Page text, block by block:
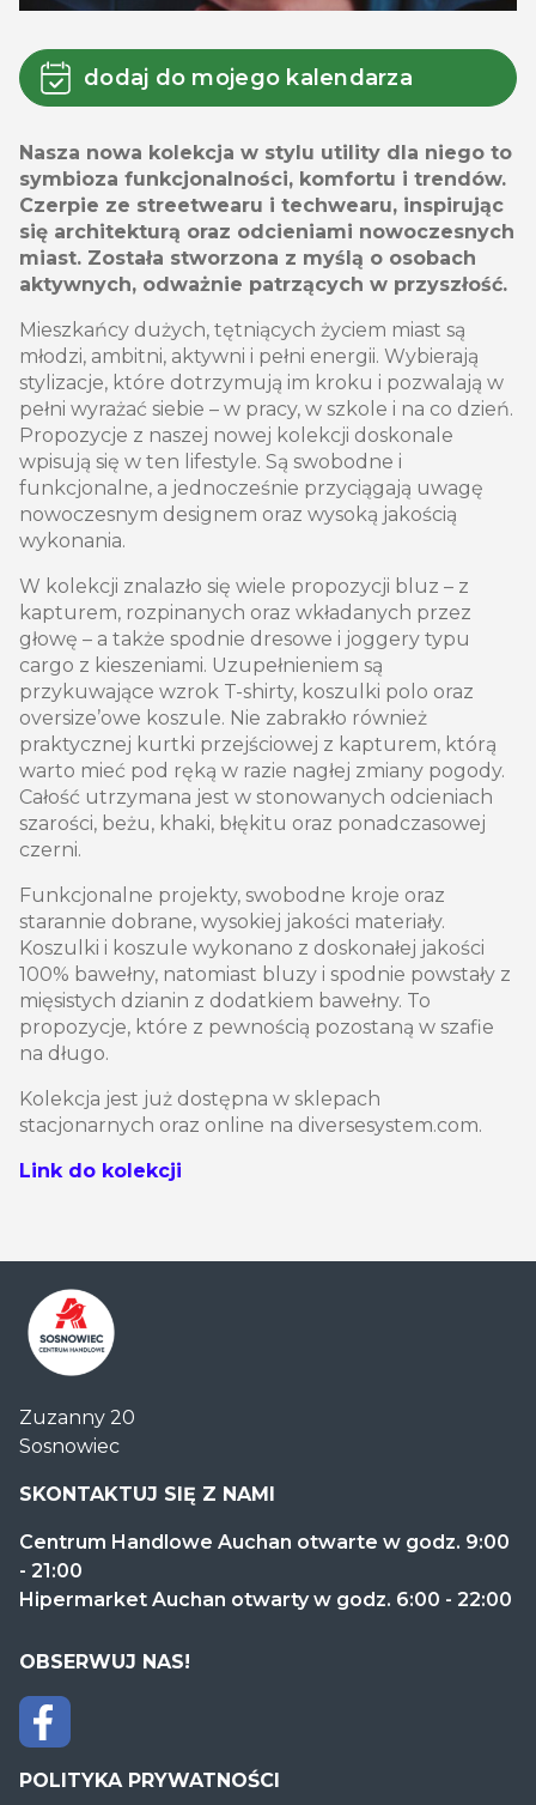
dodaj do mojego kalendarza
Nasza nowa kolekcja w stylu utility dla niego to
symbioza funkcjonalności, komfortu i trendów.
Czerpie ze streetwearu i techwearu, inspirując
się architekturą oraz odcieniami nowoczesnych
miast. Została stworzona z myślą o osobach
aktywnych, odważnie patrzących w przyszłość.
Mieszkańcy dużych, tętniących życiem miast są
młodzi, ambitni, aktywni i pełni energii. Wybierają
stylizacje, które dotrzymują im kroku i pozwalają w
pełni wyrażać siebie – w pracy, w szkole i na co dzień.
Propozycje z naszej nowej kolekcji doskonale
wpisują się w ten lifestyle. Są swobodne i
funkcjonalne, a jednocześnie przyciągają uwagę
nowoczesnym designem oraz wysoką jakością
wykonania.
W kolekcji znalazło się wiele propozycji bluz – z
kapturem, rozpinanych oraz wkładanych przez
głowę – a także spodnie dresowe i joggery typu
cargo z kieszeniami. Uzupełnieniem są
przykuwające wzrok T-shirty, koszulki polo oraz
oversize’owe koszule. Nie zabrakło również
praktycznej kurtki przejściowej z kapturem, którą
warto mieć pod ręką w razie nagłej zmiany pogody.
Całość utrzymana jest w stonowanych odcieniach
szarości, beżu, khaki, błękitu oraz ponadczasowej
czerni.
Funkcjonalne projekty, swobodne kroje oraz
starannie dobrane, wysokiej jakości materiały.
Koszulki i koszule wykonano z doskonałej jakości
100% bawełny, natomiast bluzy i spodnie powstały z
mięsistych dzianin z dodatkiem bawełny. To
propozycje, które z pewnością pozostaną w szafie
na długo.
Kolekcja jest już dostępna w sklepach
stacjonarnych oraz online na diversesystem.com.
Link do kolekcji
Handlowe
Auchan
Sosnowiec
Zuzanny 20
Sosnowiec
SKONTAKTUJ SIĘ Z NAMI
Centrum Handlowe Auchan otwarte w godz. 9:00
- 21:00
Hipermarket Auchan otwarty w godz. 6:00 - 22:00
OBSERWUJ NAS!
POLITYKA PRYWATNOŚCI